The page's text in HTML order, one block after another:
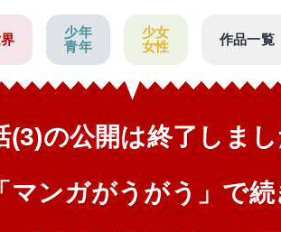
少年
青年
少女
女性
作品一覧
(3)の公開は終了しまし
マンガがうがう」で